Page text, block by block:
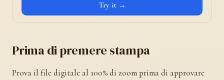
Try it →
Prima di premere stampa
Prova il file digitale al 100% di zoom prima di approvare